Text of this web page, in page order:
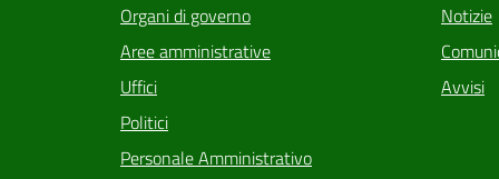
Organi di governo
Aree amministrative
Uffici
Politici
Personale Amministrativo
Notizie
Avvisi